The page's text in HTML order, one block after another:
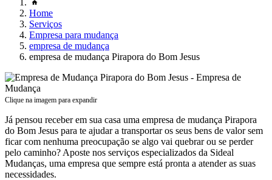
Home
Serviços
Empresa para mudança
empresa de mudança
empresa de mudança Pirapora do Bom Jesus
Clique na imagem para expandir
Já pensou receber em sua casa uma empresa de mudança Pirapora
do Bom Jesus para te ajudar a transportar os seus bens de valor sem
ficar com nenhuma preocupação se algo vai quebrar ou se perder
pelo caminho? Aposte nos serviços especializados da Sideal
Mudanças, uma empresa que sempre está pronta a atender as suas
necessidades.